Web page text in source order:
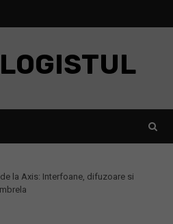
la Axis: Interfoane, difuzoare si